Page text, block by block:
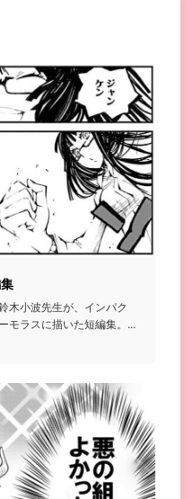
木小波先生が、インパク
モラスに描いた短編集。...